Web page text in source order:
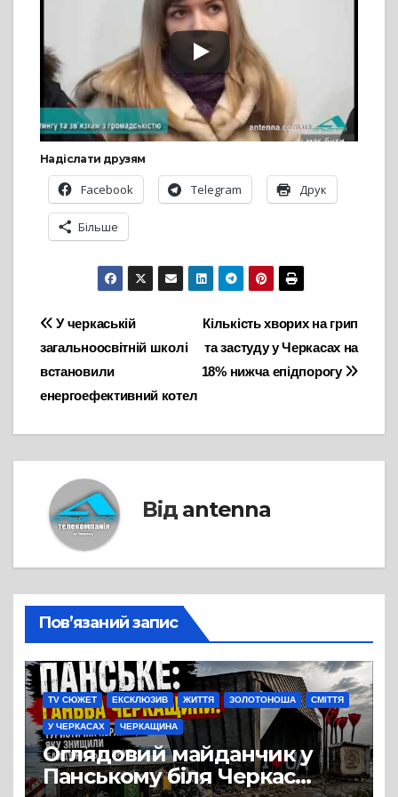
Надіслати друзям
Facebook Telegram Друк
Більше
Навігація
записів
Кількість хворих на грип
та застуду у Черкасах на
18% нижча епідпорогу
У черкаській
загальноосвітній школі
встановили
енергоефективний котел
Від antenna
Пов’язаний запис
TV СЮЖЕТ ЕКСКЛЮЗИВ ЖИТТЯ ЗОЛОТОНОША СМІТТЯ
У ЧЕРКАСАХ ЧЕРКАЩИНА
Оглядовий майданчик у
Панському біля Черкас